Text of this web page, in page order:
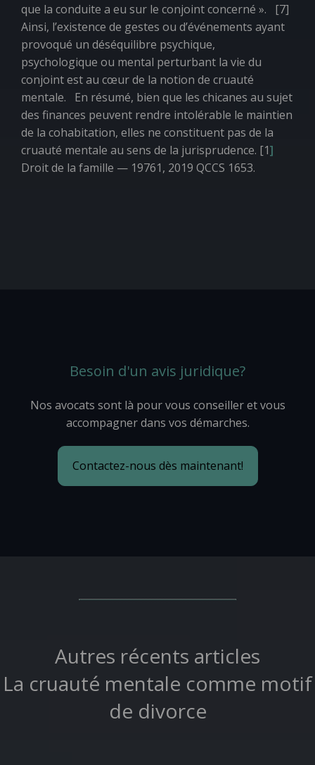
que la conduite a eu sur le conjoint concerné ». [7]
Ainsi, l’existence de gestes ou d’événements ayant
provoqué un déséquilibre psychique,
psychologique ou mental perturbant la vie du
conjoint est au cœur de la notion de cruauté
mentale. En résumé, bien que les chicanes au sujet
des finances peuvent rendre intolérable le maintien
de la cohabitation, elles ne constituent pas de la
cruauté mentale au sens de la jurisprudence. [1]
Droit de la famille — 19761, 2019 QCCS 1653.
Besoin d'un avis juridique?
Nos avocats sont là pour vous conseiller et vous
accompagner dans vos démarches.
Contactez-nous dès maintenant!
Autres récents articles
La cruauté mentale comme motif
de divorce